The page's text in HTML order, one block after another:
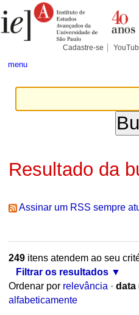
para
conteúdo.
Pessoais
Cadastre-se
menu
Resultado da
Assinar um RSS sempre
249itens atendem ao seu
Filtrar os resultados
Ordenar por relevância · data
alfabeticamente